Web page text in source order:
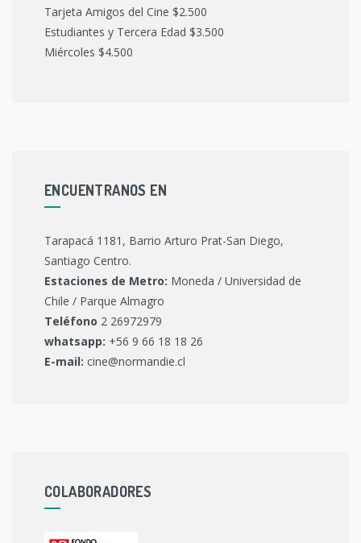
Tarjeta Amigos del Cine $2.500
Estudiantes y Tercera Edad $3.500
Miércoles $4.500
ENCUENTRANOS EN
Tarapacá 1181, Barrio Arturo Prat-San Diego,
Santiago Centro.
Estaciones de Metro: Moneda / Universidad de
Chile / Parque Almagro
Teléfono 2 26972979
whatsapp: +56 9 66 18 18 26
E-mail: cine@normandie.cl
COLABORADORES